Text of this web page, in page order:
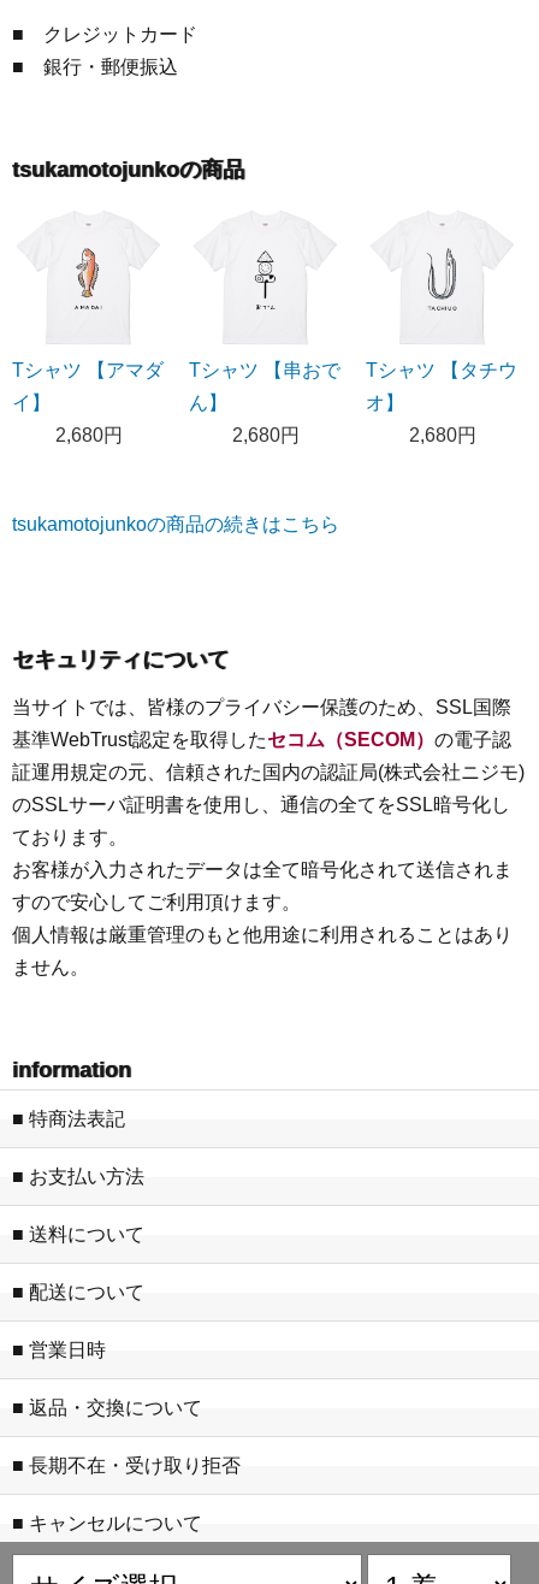
■ クレジットカード
■ 銀行・郵便振込
tsukamotojunkoの商品
Tシャツ 【アマダ
イ】
2,680円
Tシャツ 【串おで
ん】
2,680円
Tシャツ 【タチウ
オ】
2,680円
tsukamotojunkoの商品の続きはこちら
セキュリティについて
当サイトでは、皆様のプライバシー保護のため、SSL国際
基準WebTrust認定を取得したセコム（SECOM） の電子認
証運用規定の元、信頼された国内の認証局(株式会社ニジモ)
のSSLサーバ証明書を使用し、通信の全てをSSL暗号化し
ております。
お客様が入力されたデータは全て暗号化されて送信されま
すので安心してご利用頂けます。
個人情報は厳重管理のもと他用途に利用されることはあり
ません。
information
■ 特商法表記
■ お支払い方法
■ 送料について
■ 配送について
■ 営業日時
■ 返品・交換について
■ 長期不在・受け取り拒否
■ キャンセルについて